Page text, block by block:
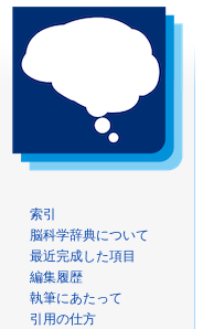
索引
脳科学辞典について
最近完成した項目
編集履歴
執筆にあたって
引用の仕方